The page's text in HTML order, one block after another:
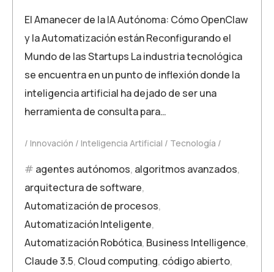
El Amanecer de la IA Autónoma: Cómo OpenClaw
y la Automatización están Reconfigurando el
Mundo de las Startups La industria tecnológica
se encuentra en un punto de inflexión donde la
inteligencia artificial ha dejado de ser una
herramienta de consulta para…
Innovación Inteligencia Artificial Tecnología
agentes autónomos, algoritmos avanzados,
arquitectura de software,
Automatización de procesos,
Automatización Inteligente,
Automatización Robótica, Business Intelligence,
Claude 3.5, Cloud computing, código abierto,